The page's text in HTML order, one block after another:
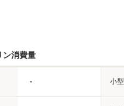
ン消費量
- 小